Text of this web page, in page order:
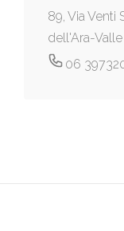
89, Via Venti
dell'Ara-Valle
06